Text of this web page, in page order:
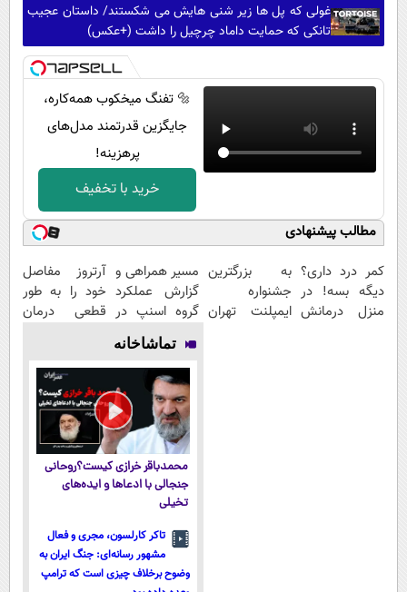
غولی که پل ها زیر شنی هایش می شکستند/ داستان عجیب
تانکی که حمایت داماد چرچیل را داشت (+عکس)
🔩 تفنگ میخکوب همه‌کاره،
جایگزین قدرتمند مدل‌های
پرهزینه!
خرید با تخفیف
مطالب پیشنهادی
کمر درد داری؟
دیگه بسه! در
منزل درمانش
به بزرگترین
جشنواره
ایمپلنت تهران
مسیر همراهی و
گزارش عملکرد
گروه اسنپ در
آرتروز مفاصل
خود را به طور
قطعی درمان
تماشاخانه
محمدباقر خرازی کیست؟روحانی
جنجالی با ادعاها و ایده‌های
تخیلی
تاکر کارلسون، مجری و فعال
مشهور رسانه‌ای: جنگ ایران به
وضوح برخلاف چیزی است که ترامپ